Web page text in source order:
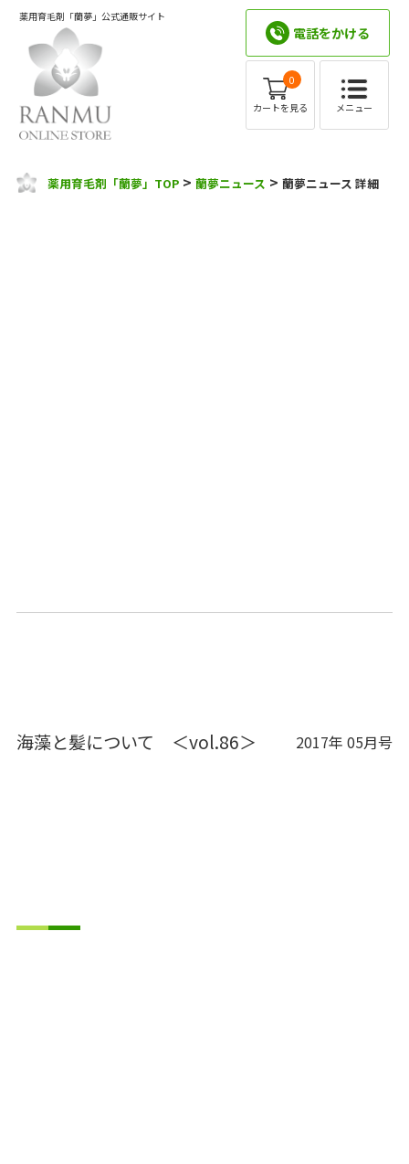
薬用育毛剤「蘭夢」公式通販サイト
電話をかける
0
カートを見る メニュー
薬用育毛剤「蘭夢」TOP >蘭夢ニュース >蘭夢ニュース 詳細
海藻と髪について ＜vol.86＞ 2017年 05月号